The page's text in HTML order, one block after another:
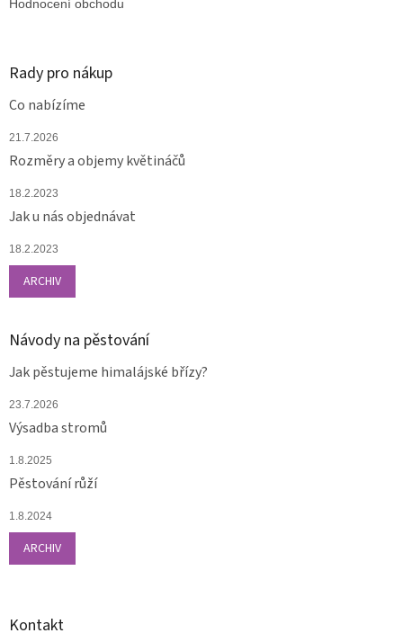
Hodnocení obchodu
Rady pro nákup
Co nabízíme
21.7.2026
Rozměry a objemy květináčů
18.2.2023
Jak u nás objednávat
18.2.2023
ARCHIV
Návody na pěstování
Jak pěstujeme himalájské břízy?
23.7.2026
Výsadba stromů
1.8.2025
Pěstování růží
1.8.2024
ARCHIV
Kontakt